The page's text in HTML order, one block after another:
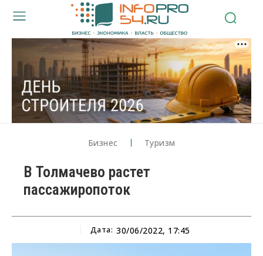
Бизнес Туризм
В Толмачево растет
пассажиропоток
Дата: 30/06/2022, 17:45